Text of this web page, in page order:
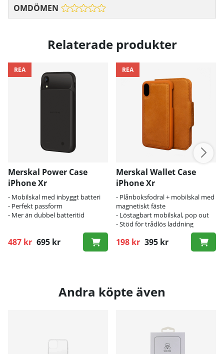
OMDÖMEN
Relaterade produkter
REA
Merskal Power Case
iPhone Xr
- Mobilskal med inbyggt batteri
- Perfekt passform
- Mer än dubbel batteritid
487 kr 695 kr
Ordinarie pris:
REA
Merskal Wallet Case
iPhone Xr
- Plånboksfodral + mobilskal med
magnetiskt fäste
- Löstagbart mobilskal, pop out
- Stöd för trådlös laddning
198 kr 395 kr
Ordinarie pris:
Andra köpte även